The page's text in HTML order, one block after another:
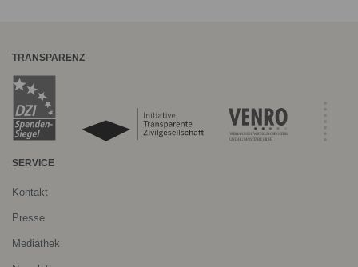
TRANSPARENZ
SERVICE
Kontakt
Presse
Mediathek